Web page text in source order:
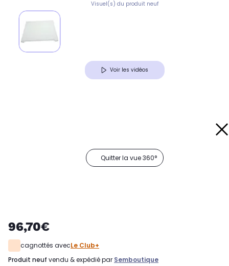
Visuel(s) du produit neuf
Voir les vidéos
Quitter la vue 360°
96,70€
cagnottés avecLe Club+
produit neuf vendu & expédié par Semboutique